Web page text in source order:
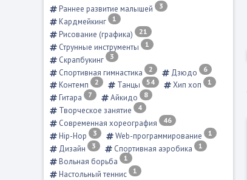
Раннее развитие малышей 3
Кардмейкинг 1
Рисование (графика) 21
Струнные инструменты 1
Скрапбукинг 3
Спортивная гимнастика 2 Дзюдо 6
Контемп 2 Танцы 54 Хип хоп 1
Гитара 7 Айкидо 8
Творческое занятие 4
Современная хореография 46
Hip-Hop 3 Web-программирование 1
Дизайн 3 Спортивная аэробика 1
Вольная борьба 1
Настольный теннис 1